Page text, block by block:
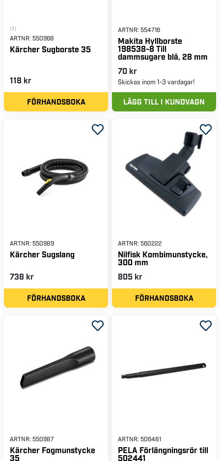
(1)
ARTNR: 550968
Kärcher Sugborste 35
118 kr
FÖRHANDSBOKA
ARTNR: 554716
Makita Hyllborste
198538-8 Till
dammsugare blå, 28 mm
70 kr
Skickas inom 1-3 vardagar!
LÄGG TILL I KUNDVAGN
ARTNR: 550989
Kärcher Sugslang
738 kr
FÖRHANDSBOKA
ARTNR: 560222
Nilfisk Kombimunstycke,
300 mm
805 kr
FÖRHANDSBOKA
ARTNR: 550987
Kärcher Fogmunstycke
35
ARTNR: 506481
PELA Förlängningsrör till
502441